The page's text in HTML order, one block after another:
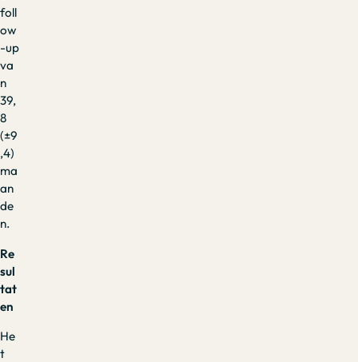
foll
ow
-up
va
n
39,
8
(±9
,4)
ma
an
de
n.
Re
sul
tat
en
He
t